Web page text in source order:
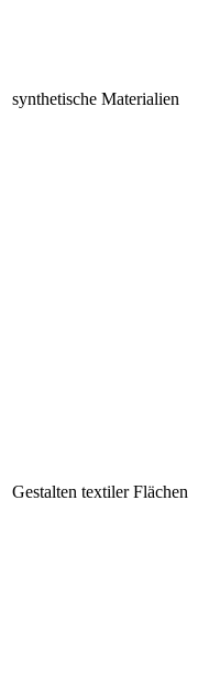
synthetische Materialien
Gestalten textiler Flächen